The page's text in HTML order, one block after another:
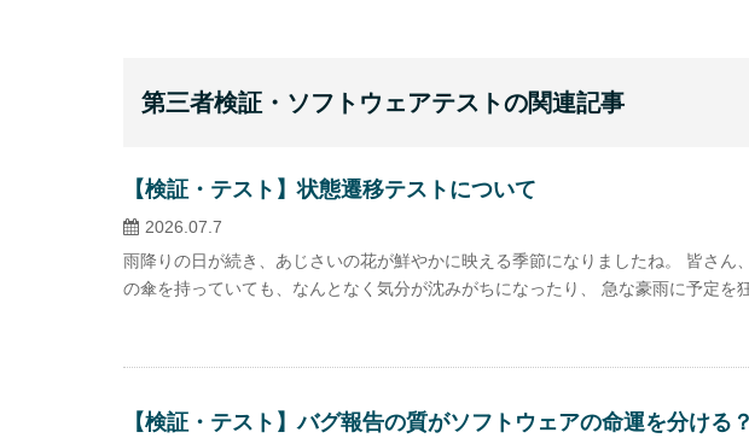
第三者検証・ソフトウェアテストの関連記事
【検証・テスト】状態遷移テストについて
2026.07.7
雨降りの日が続き、あじさいの花が鮮やかに映える季節になりましたね。 皆さん
の傘を持っていても、なんとなく気分が沈みがちになったり、 急な豪雨に予定を
【検証・テスト】バグ報告の質がソフトウェアの命運を分け